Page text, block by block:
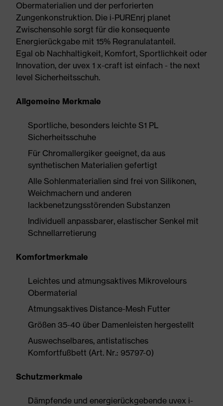
Obermaterialien und der perforierten
Zungenkonstruktion. Die i-PUREnrj planet
Zwischensohle sorgt für die konsequente
Energierückgabe mit 15% Regranulatanteil.
Egal ob Nachhaltigkeit, Komfort, Sportlichkeit oder
Innovation, der uvex 1 x-craft ist einfach - the next
level Sicherheitsschuh.
Allgemeine Merkmale
Sportliche, besonders leichte S1 PL
Sicherheitsschuhe
Für Chromallergiker geeignet, da aus
synthetischen Materialien gefertigt
Alle Sohlenmaterialien sind frei von Silikonen,
Weichmachern und anderen
lackbenetzungsstörenden Substanzen
Individuell anpassbarer, elastischer Senkel mit
Schnellarretierung
Komfortmerkmale
Leichtes und atmungsaktives Mikrovelours
Obermaterial
Atmungsaktives Distance-Mesh Futter
Größen 35-40 über Damenleisten hergestellt
Auswechselbares, antistatisches
Komfortfußbett (Art. Nr.: 95797-0)
Schutzmerkmale
Dämpfende und energierückgebende uvex i-